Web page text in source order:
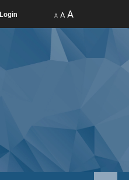
Login A A A